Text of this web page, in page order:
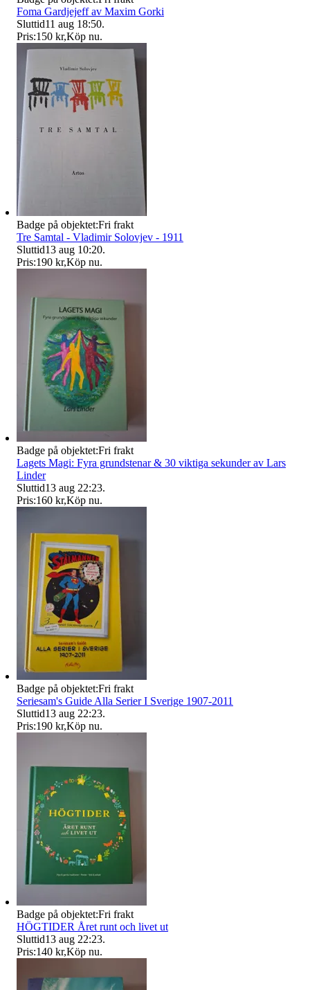
Foma Gardjejeff av Maxim Gorki
Sluttid11 aug 18:50.
Pris:150 kr,Köp nu.
Badge på objektet:Fri frakt
Tre Samtal - Vladimir Solovjev - 1911
Sluttid13 aug 10:20.
Pris:190 kr,Köp nu.
Badge på objektet:Fri frakt
Lagets Magi: Fyra grundstenar & 30 viktiga sekunder av Lars
Linder
Sluttid13 aug 22:23.
Pris:160 kr,Köp nu.
Badge på objektet:Fri frakt
Seriesam's Guide Alla Serier I Sverige 1907-2011
Sluttid13 aug 22:23.
Pris:190 kr,Köp nu.
Badge på objektet:Fri frakt
HÖGTIDER Året runt och livet ut
Sluttid13 aug 22:23.
Pris:140 kr,Köp nu.